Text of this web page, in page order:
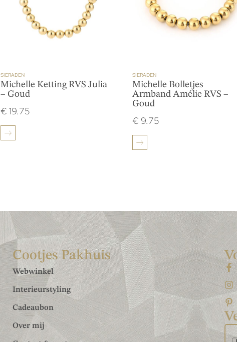
SIERADEN
Michelle Ketting RVS Julia
– Goud
€ 19.75
SIERADEN
Michelle Bolletjes
Armband Amélie RVS –
Goud
€ 9.75
Cootjes Pakhuis
Webwinkel
Interieurstyling
Cadeaubon
Over mij